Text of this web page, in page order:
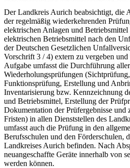
Der Landkreis Aurich beabsichtigt, die
der regelmäßig wiederkehrenden
elektrischen Anlagen und Betriebsmittel
elektrischen Betriebsmittel nach den
der Deutschen Gesetzlichen
Vorschrift 3 / 4) extern zu vergeben
Aufgabe umfasst die Durchführung
Wiederholungsprüfungen
Funktionsprüfung, Erstellung und
Inventarisierung bzw. Kennzeichnung
und Betriebsmittel, Erstellung der
Dokumentation der Prüfergebnisse und
Fristen) in allen Dienststellen des
umfasst auch die Prüfung in den
Berufsschulen und den Förderschulen,
Landkreises Aurich befinden. Nach
neuangeschaffte Geräte innerhalb von
werden können.